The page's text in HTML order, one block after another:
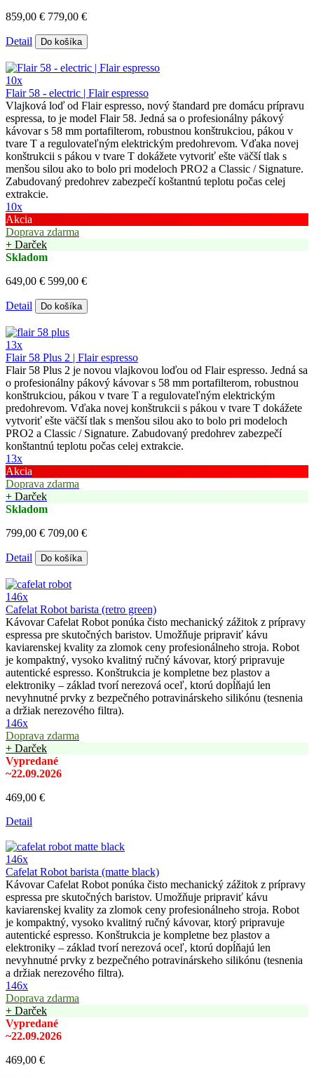
859,00 € 779,00 €
Detail Do košíka
10x
Flair 58 - electric | Flair espresso
Vlajková loď od Flair espresso, nový štandard pre domácu prípravu
espressa, to je model Flair 58. Jedná sa o profesionálny pákový
kávovar s 58 mm portafilterom, robustnou konštrukciou, pákou v
tvare T a regulovateľným elektrickým predohrevom. Vďaka novej
konštrukcii s pákou v tvare T dokážete vytvoriť ešte väčší tlak s
menšou silou ako to bolo pri modeloch PRO2 a Classic / Signature.
Zabudovaný predohrev zabezpečí koštantnú teplotu počas celej
extrakcie.
10x
Akcia
Doprava zdarma
+ Darček
Skladom
649,00 € 599,00 €
Detail Do košíka
13x
Flair 58 Plus 2 | Flair espresso
Flair 58 Plus 2 je novou vlajkovou loďou od Flair espresso. Jedná sa
o profesionálny pákový kávovar s 58 mm portafilterom, robustnou
konštrukciou, pákou v tvare T a regulovateľným elektrickým
predohrevom. Vďaka novej konštrukcii s pákou v tvare T dokážete
vytvoriť ešte väčší tlak s menšou silou ako to bolo pri modeloch
PRO2 a Classic / Signature. Zabudovaný predohrev zabezpečí
konštantnú teplotu počas celej extrakcie.
13x
Akcia
Doprava zdarma
+ Darček
Skladom
799,00 € 709,00 €
Detail Do košíka
146x
Cafelat Robot barista (retro green)
Kávovar Cafelat Robot ponúka čisto mechanický zážitok z prípravy
espressa pre skutočných baristov. Umožňuje pripraviť kávu
kaviarenskej kvality za zlomok ceny profesionálneho stroja. Robot
je kompaktný, vysoko kvalitný ručný kávovar, ktorý pripravuje
autentické espresso. Konštrukcia je kompletne bez plastov a
elektroniky – základ tvorí nerezová oceľ, ktorú dopĺňajú len
nevyhnutné prvky z bezpečného potravinárskeho silikónu (tesnenia
a držiak nerezového filtra).
146x
Doprava zdarma
+ Darček
Vypredané
~22.09.2026
469,00 €
Detail
146x
Cafelat Robot barista (matte black)
Kávovar Cafelat Robot ponúka čisto mechanický zážitok z prípravy
espressa pre skutočných baristov. Umožňuje pripraviť kávu
kaviarenskej kvality za zlomok ceny profesionálneho stroja. Robot
je kompaktný, vysoko kvalitný ručný kávovar, ktorý pripravuje
autentické espresso. Konštrukcia je kompletne bez plastov a
elektroniky – základ tvorí nerezová oceľ, ktorú dopĺňajú len
nevyhnutné prvky z bezpečného potravinárskeho silikónu (tesnenia
a držiak nerezového filtra).
146x
Doprava zdarma
+ Darček
Vypredané
~22.09.2026
469,00 €